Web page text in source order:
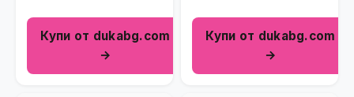
Купи от dukabg.com
→
Купи от dukabg.com
→